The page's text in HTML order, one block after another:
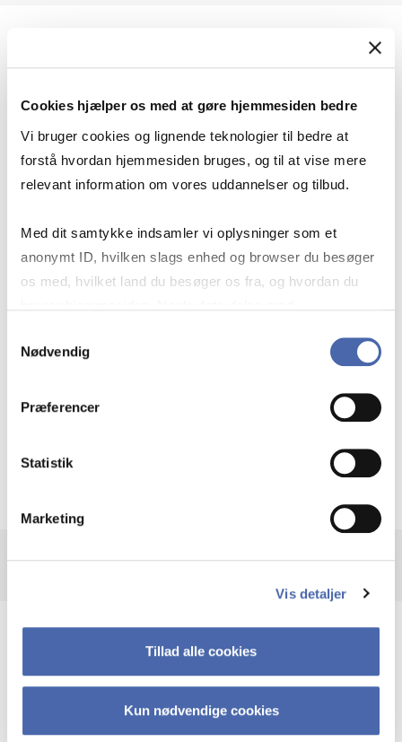
Cookies hjælper os med at gøre hjemmesiden bedre
Vi bruger cookies og lignende teknologier til bedre at
forstå hvordan hjemmesiden bruges, og til at vise mere
relevant information om vores uddannelser og tilbud.
Med dit samtykke indsamler vi oplysninger som et
anonymt ID, hvilken slags enhed og browser du besøger
os med, hvilket land du besøger os fra, og hvordan du
markedsføring. Du bestemmer selv - og kan altid trække
Nødvendig
Præferencer
Statistik
Marketing
Vis detaljer
Tillad alle cookies
Kun nødvendige cookies
Geopolitik og businesssikkerhed
navigerer man som virksomhed?
Krigen i Ukraine
Cybersikkerhed